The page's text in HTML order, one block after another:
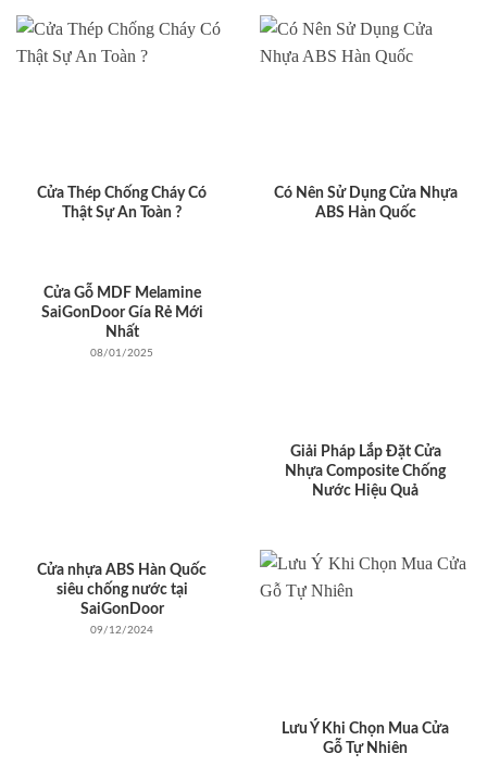
Cửa Thép Chống Cháy Có
Thật Sự An Toàn ?
Có Nên Sử Dụng Cửa Nhựa
ABS Hàn Quốc
Cửa Gỗ MDF Melamine
SaiGonDoor Gía Rẻ Mới
Nhất
08/01/2025
Giải Pháp Lắp Đặt Cửa
Nhựa Composite Chống
Nước Hiệu Quả
Cửa nhựa ABS Hàn Quốc
siêu chống nước tại
SaiGonDoor
09/12/2024
Lưu Ý Khi Chọn Mua Cửa
Gỗ Tự Nhiên